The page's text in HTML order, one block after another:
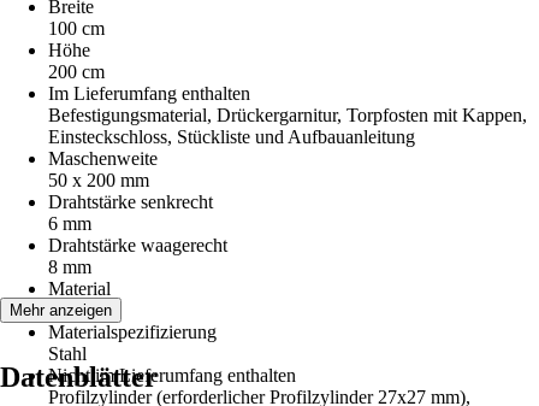
Breite
100 cm
Höhe
200 cm
Im Lieferumfang enthalten
Befestigungsmaterial, Drückergarnitur, Torpfosten mit Kappen,
Einsteckschloss, Stückliste und Aufbauanleitung
Maschenweite
50 x 200 mm
Drahtstärke senkrecht
6 mm
Drahtstärke waagerecht
8 mm
Material
Metall
Materialspezifizierung
Stahl
Nicht im Lieferumfang enthalten
Profilzylinder (erforderlicher Profilzylinder 27x27 mm),
Mehr anzeigen
Datenblätter